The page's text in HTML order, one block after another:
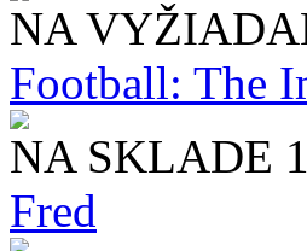
NA
Football: The
NA SKLADE
Fred